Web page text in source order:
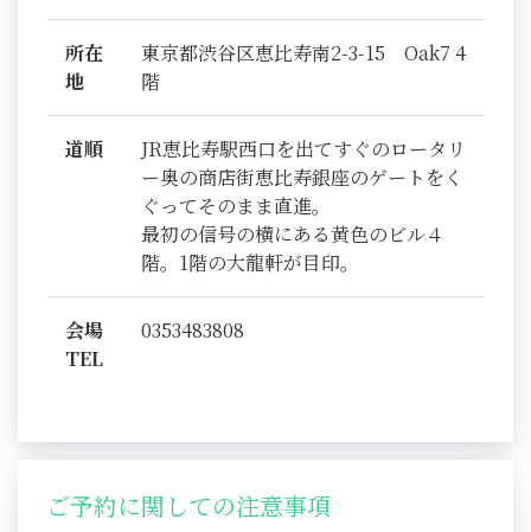
所在
地
東京都渋谷区恵比寿南2-3-15 Oak7 4
階
道順
JR恵比寿駅西口を出てすぐのロータリ
ー奥の商店街恵比寿銀座のゲートをく
ぐってそのまま直進。
最初の信号の横にある黄色のビル４
階。1階の大龍軒が目印。
会場
TEL
0353483808
ご予約に関しての注意事項